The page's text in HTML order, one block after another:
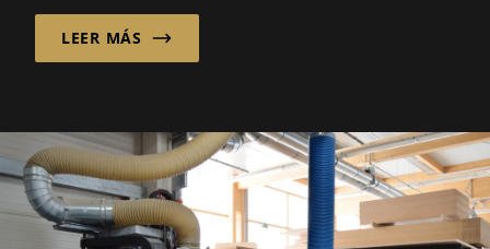
demográfico y...
LEER MÁS